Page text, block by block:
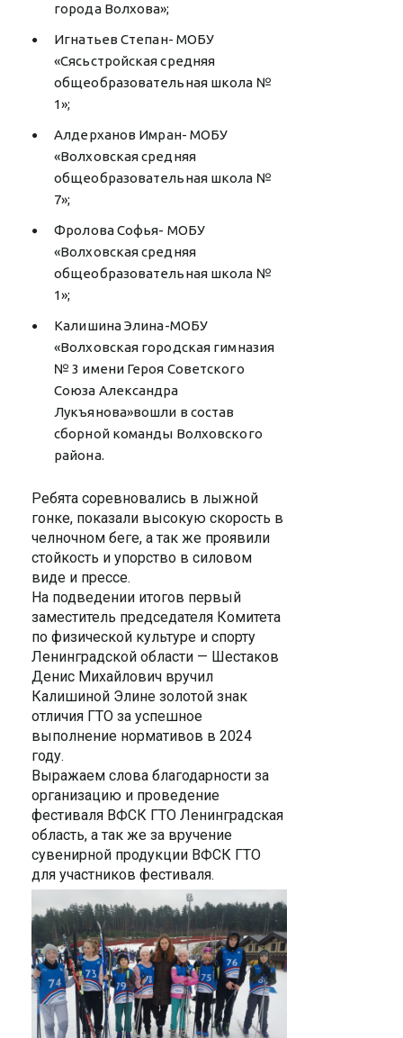
города Волхова»;
Игнатьев Степан- МОБУ
«Сясьстройская средняя
общеобразовательная школа №
1»;
Алдерханов Имран- МОБУ
«Волховская средняя
общеобразовательная школа №
7»;
Фролова Софья- МОБУ
«Волховская средняя
общеобразовательная школа №
1»;
Калишина Элина-МОБУ
«Волховская городская гимназия
№ 3 имени Героя Советского
Союза Александра
Лукъянова»вошли в состав
сборной команды Волховского
района.
Ребята соревновались в лыжной
гонке, показали высокую скорость в
челночном беге, а так же проявили
стойкость и упорство в силовом
виде и прессе.
На подведении итогов первый
заместитель председателя Комитета
по физической культуре и спорту
Ленинградской области — Шестаков
Денис Михайлович вручил
Калишиной Элине золотой знак
отличия ГТО за успешное
выполнение нормативов в 2024
году.
Выражаем слова благодарности за
организацию и проведение
фестиваля ВФСК ГТО Ленинградская
область, а так же за вручение
сувенирной продукции ВФСК ГТО
для участников фестиваля.